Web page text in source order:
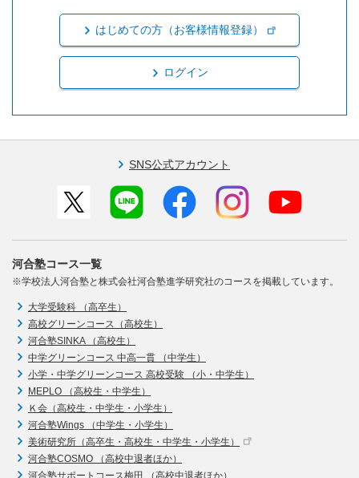
はじめての方（お客様情報登録）
ログイン
SNS公式アカウント
河合塾コース一覧
※学校法人河合塾と株式会社河合塾進学研究社のコースを掲載しています。
大学受験科 （高卒生）
高校グリーンコース（高校生）
河合塾SINKA （高校生）
中学グリーンコース 中高一貫 （中学生）
小学・中学グリーンコース 高校受験 （小・中学生）
MEPLO （高校生・中学生）
Ｋ会（高校生・中学生・小学生）
河合塾Wings （中学生・小学生）
美術研究所（高卒生・高校生・中学生・小学生）
河合塾COSMO （高校中退者ほか）
河合塾サポートコース梅田 （高校中退者ほか）